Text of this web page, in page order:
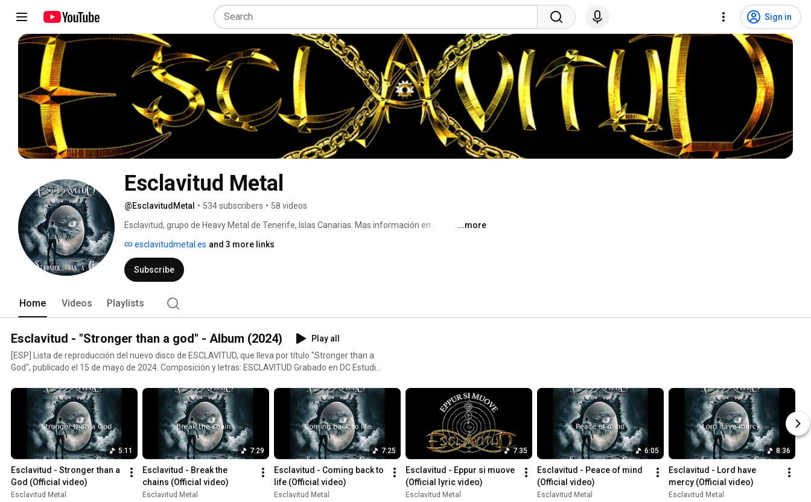
Sign in
Esclavitud Metal
@EsclavitudMetal • 534 subscribers • 58 videos
Esclavitud, grupo de Heavy Metal de Tenerife, Islas Canarias. Mas información en
...more
esclavitudmetal.es and 3 more links
Subscribe
Home Videos Playlists
Esclavitud - "Stronger than a god" - Album (2024)
Play all
[ESP] Lista de reproducción del nuevo disco de ESCLAVITUD, que lleva por título "Stronger than a
God", publicado el 15 de mayo de 2024. Composición y letras: ESCLAVITUD Grabado en DC Estudio
from new ESCLAVITUD album, titled "Stronger than a God", released on May 15th 2024.
Composition and lyrics: ESCLAVITUD Recorded at DC Estudio and Estudios Guamasa Mixing: Pete
Newdeck Mastering: Harry Hess Síguenos / Follow us: Web oficial / offical website:
https://www.esclavitudmetal.es Facebook: https://www.facebook.com/ESCLAVITUD.Oficial
Instagram: https://www.instagram.com/esclavitudmetalofficial Twitter:
https://twitter.com/ESCLAVITUDMETAL YouTube: https://www.youtube.com/@aibibadre
5:11
Esclavitud - Stronger than a
God (Official video)
Esclavitud Metal
7:29
Esclavitud - Break the
chains (Official video)
Esclavitud Metal
7:25
Esclavitud - Coming back to
life (Official video)
Esclavitud Metal
7:35
Esclavitud - Eppur si muove
(Official lyric video)
Esclavitud Metal
6:05
Esclavitud - Peace of mind
(Official video)
Esclavitud Metal
8:36
Esclavitud - Lord have
mercy (Official video)
Esclavitud Metal